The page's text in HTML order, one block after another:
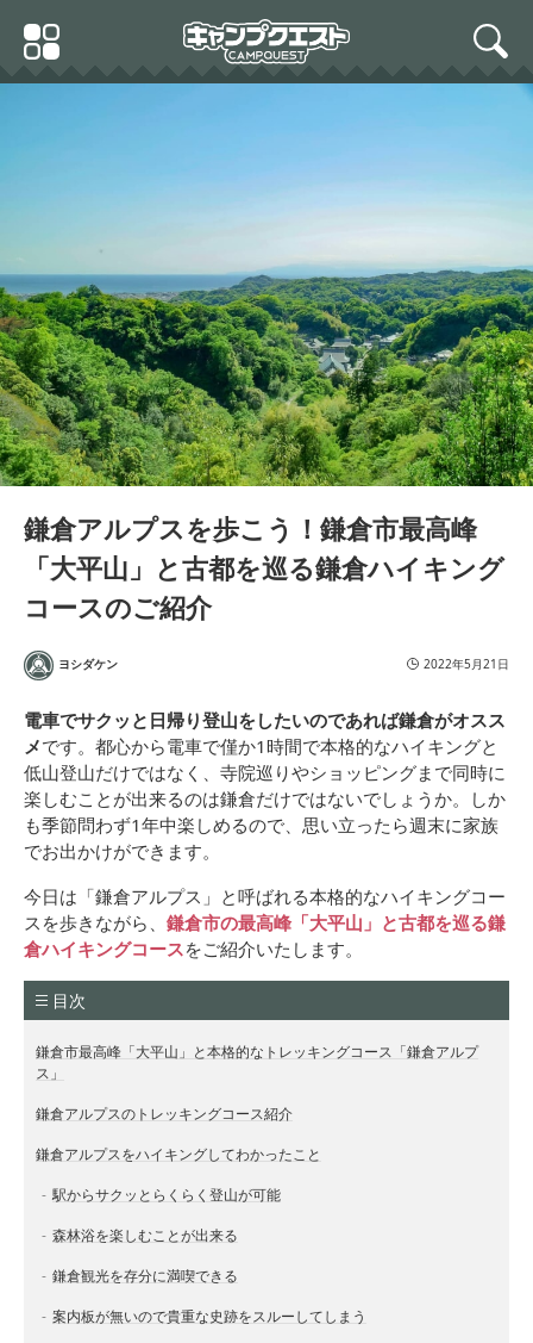
Primary
Menu
search
鎌倉アルプスを歩こう！鎌倉市最高峰
「大平山」と古都を巡る鎌倉ハイキング
コースのご紹介
ヨシダケン 2022年5月21日
電車でサクッと日帰り登山をしたいのであれば鎌倉がオスス
メです。都心から電車で僅か1時間で本格的なハイキングと
低山登山だけではなく、寺院巡りやショッピングまで同時に
楽しむことが出来るのは鎌倉だけではないでしょうか。しか
も季節問わず1年中楽しめるので、思い立ったら週末に家族
でお出かけができます。
今日は「鎌倉アルプス」と呼ばれる本格的なハイキングコー
スを歩きながら、 鎌倉市の最高峰「大平山」と古都を巡る鎌
倉ハイキングコースをご紹介いたします。
目次
鎌倉市最高峰「大平山」と本格的なトレッキングコース「鎌倉アルプ
ス」
鎌倉アルプスのトレッキングコース紹介
鎌倉アルプスをハイキングしてわかったこと
駅からサクッとらくらく登山が可能
森林浴を楽しむことが出来る
鎌倉観光を存分に満喫できる
案内板が無いので貴重な史跡をスルーしてしまう